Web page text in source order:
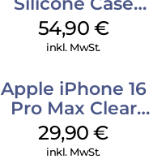
MagSafe Lake
Green
54,90 €
inkl. MwSt.
Apple iPhone 16
Pro Max Clear
Case MagSafe
Transparent
29,90€
inkl. MwSt.